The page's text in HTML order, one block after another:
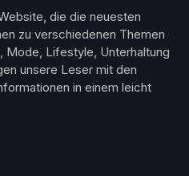
die die neuesten
zu verschiedenen Themen
Lifestyle, Unterhaltung
unsere Leser mit den
in einem leicht